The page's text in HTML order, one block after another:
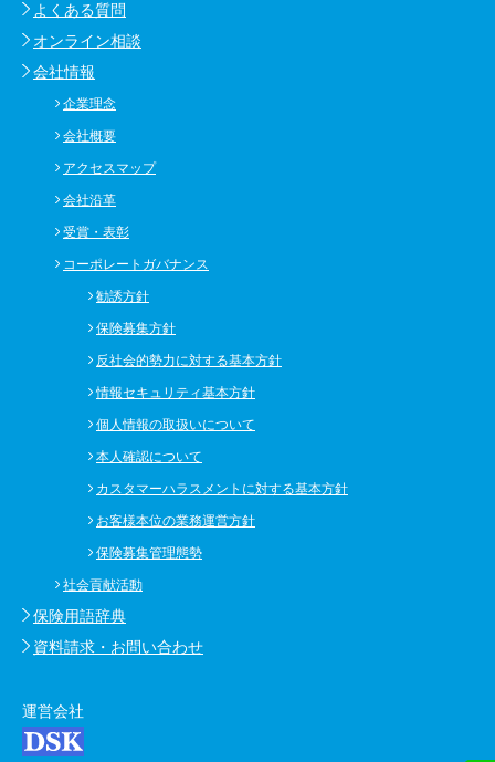
よくある質問
オンライン相談
会社情報
企業理念
会社概要
アクセスマップ
会社沿革
受賞・表彰
コーポレートガバナンス
勧誘方針
保険募集方針
反社会的勢力に対する基本方針
情報セキュリティ基本方針
個人情報の取扱いについて
本人確認について
カスタマーハラスメントに対する基本方針
お客様本位の業務運営方針
保険募集管理態勢
社会貢献活動
保険用語辞典
資料請求・お問い合わせ
運営会社